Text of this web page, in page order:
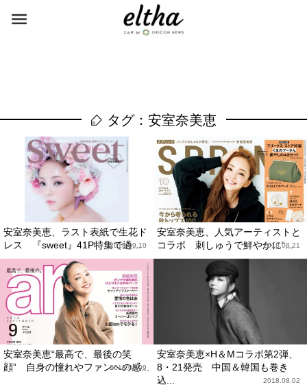
タグ：安室奈美恵
安室奈美恵、ラスト表紙で生花ド
レス 『sweet』41P特集で過...
2018.09.10
安室奈美恵、人気アーティストと
コラボ 刺しゅうで鮮やかに“...
2018.08.21
安室奈美恵“最高で、最後の笑
顔” 自身の憧れやファンへの感...
2018.08.09
安室奈美恵×H＆Mコラボ第2弾、
8・21発売 中国＆韓国も巻き
込...
2018.08.02